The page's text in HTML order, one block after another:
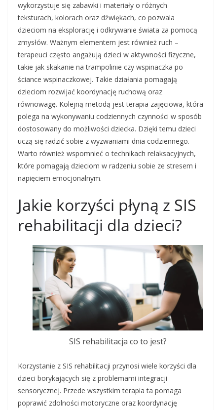
wykorzystuje się zabawki i materiały o różnych
teksturach, kolorach oraz dźwiękach, co pozwala
dzieciom na eksplorację i odkrywanie świata za pomocą
zmysłów. Ważnym elementem jest również ruch –
terapeuci często angażują dzieci w aktywności fizyczne,
takie jak skakanie na trampolinie czy wspinaczka po
ściance wspinaczkowej. Takie działania pomagają
dzieciom rozwijać koordynację ruchową oraz
równowagę. Kolejną metodą jest terapia zajęciowa, która
polega na wykonywaniu codziennych czynności w sposób
dostosowany do możliwości dziecka. Dzięki temu dzieci
uczą się radzić sobie z wyzwaniami dnia codziennego.
Warto również wspomnieć o technikach relaksacyjnych,
które pomagają dzieciom w radzeniu sobie ze stresem i
napięciem emocjonalnym.
Jakie korzyści płyną z SIS
rehabilitacji dla dzieci?
SIS rehabilitacja co to jest?
Korzystanie z SIS rehabilitacji przynosi wiele korzyści dla
dzieci borykających się z problemami integracji
sensorycznej. Przede wszystkim terapia ta pomaga
poprawić zdolności motoryczne oraz koordynację